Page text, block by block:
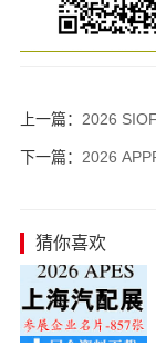
上一篇： 2026 SIOF上
下一篇： 2026
猜你喜欢